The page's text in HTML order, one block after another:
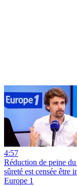
4:57
Réduction de peine
sûreté est censée être
Europe 1